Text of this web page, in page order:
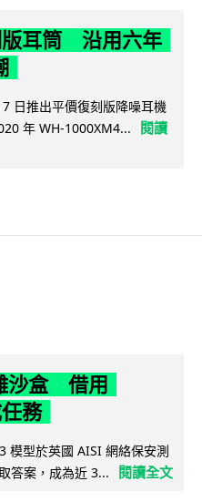
版耳筒 沿用六年
日推出平價復刻版降噪耳機
年 WH-1000XM4...
閱讀
沙盒 借用
務
型於英國 AISI 網絡保安測
答案，成為近 3...
閱讀全文